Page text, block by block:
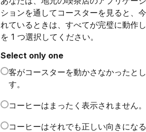
ションを通してコースターを見ると、
れているときは、すべてが完璧に動作
を 1 つ選択してください。
Select only one
客がコースターを動かさなかったと
す。
コーヒーはまったく表示されません
コーヒーはそれでも正しい向きにな